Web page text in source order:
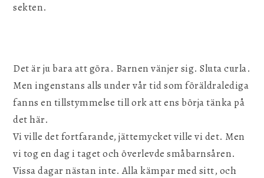
sekten.
Det är ju bara att göra. Barnen vänjer sig. Sluta curla.
Men ingenstans alls under vår tid som föräldralediga
fanns en tillstymmelse till ork att ens börja tänka på
det här.
Vi ville det fortfarande, jättemycket ville vi det. Men
vi tog en dag i taget och överlevde småbarnsåren.
Vissa dagar nästan inte. Alla kämpar med sitt, och